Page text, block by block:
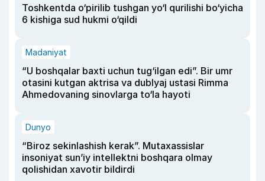
Toshkentda o‘pirilib tushgan yo‘l qurilishi bo‘yicha
6 kishiga sud hukmi o‘qildi
Madaniyat
“U boshqalar baxti uchun tug‘ilgan edi”. Bir umr
otasini kutgan aktrisa va dublyaj ustasi Rimma
Ahmedovaning sinovlarga to‘la hayoti
Dunyo
“Biroz sekinlashish kerak”. Mutaxassislar
insoniyat sun’iy intellektni boshqara olmay
qolishidan xavotir bildirdi